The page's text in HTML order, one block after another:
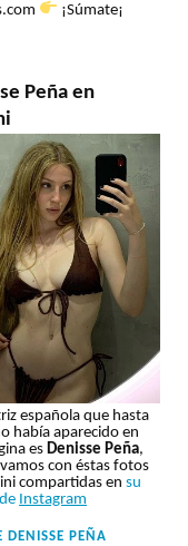
¡Súmate¡
Peña en
española que hasta
había aparecido en
esDenisse Peña,
con éstas fotos
compartidas ensu
Instagram
DENISSE PEÑA